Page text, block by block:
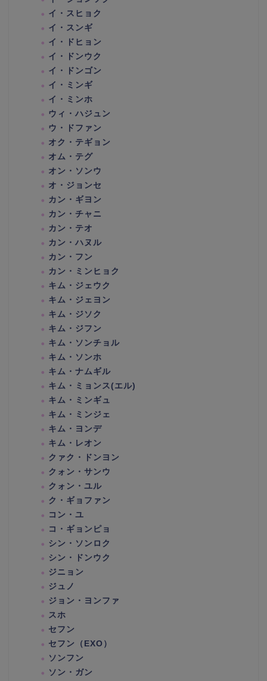
イ・スヒョク
イ・スンギ
イ・ドヒョン
イ・ドンウク
イ・ドンゴン
イ・ミンギ
イ・ミンホ
ウィ・ハジュン
ウ・ドファン
オク・テギョン
オム・テグ
オン・ソンウ
オ・ジョンセ
カン・ギヨン
カン・チャニ
カン・テオ
カン・ハヌル
カン・フン
カン・ミンヒョク
キム・ジェウク
キム・ジェヨン
キム・ジソク
キム・ジフン
キム・ソンチョル
キム・ソンホ
キム・ナムギル
キム・ミョンス(エル)
キム・ミンギュ
キム・ミンジェ
キム・ヨンデ
キム・レオン
クァク・ドンヨン
クォン・サンウ
クォン・ユル
ク・ギョファン
コン・ユ
コ・ギョンピョ
シン・ソンロク
シン・ドンウク
ジニョン
ジュノ
ジョン・ヨンファ
スホ
セフン
セフン（EXO）
ソンフン
ソン・ガン